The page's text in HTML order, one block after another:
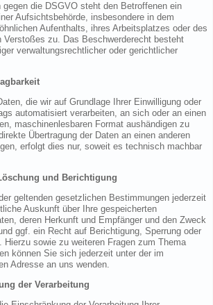
gegen die DSGVO steht den Betroffenen ein
Aufsichtsbehörde, insbesondere in dem
Aufenthalts, ihres Arbeitsplatzes oder des
zu. Das Beschwerderecht besteht
verwaltungsrechtlicher oder gerichtlicher
die wir auf Grundlage Ihrer Einwilligung oder
automatisiert verarbeiten, an sich oder an einen
maschinenlesbaren Format aushändigen zu
Übertragung der Daten an einen anderen
erfolgt dies nur, soweit es technisch machbar
und Berichtigung
geltenden gesetzlichen Bestimmungen jederzeit
Auskunft über Ihre gespeicherten
deren Herkunft und Empfänger und den Zweck
ggf. ein Recht auf Berichtigung, Sperrung oder
Hierzu sowie zu weiteren Fragen zum Thema
können Sie sich jederzeit unter der im
Adresse an uns wenden.
der Verarbeitung